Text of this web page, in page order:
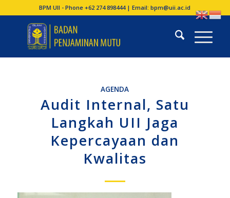
BPM UII - Phone +62 274 898444 | Email:bpm@uii.ac.id
AGENDA
Audit Internal, Satu
Langkah UII Jaga
Kepercayaan dan
Kwalitas